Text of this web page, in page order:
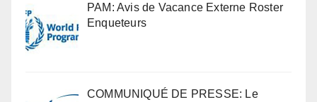
PAM: Avis de Vacance Externe Roster
Enqueteurs
COMMUNIQUÉ DE PRESSE: Le